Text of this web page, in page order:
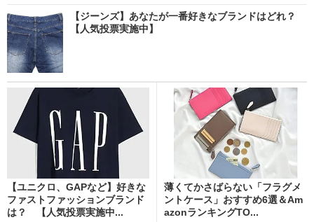
【ジーンズ】あなたが一番好きなブランドはどれ？
【人気投票実施中】
【ユニクロ、GAPなど】好きな
ファストファッションブランド
は？ 【人気投票実施中...
薄くてかさばらない「フラグメ
ントケース」おすすめ6選＆Am
azonランキングTO...